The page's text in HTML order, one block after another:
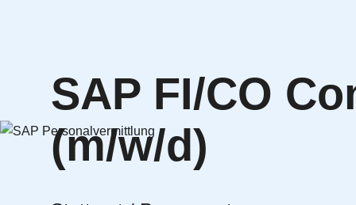
SAP FI/CO
(m/w/d)